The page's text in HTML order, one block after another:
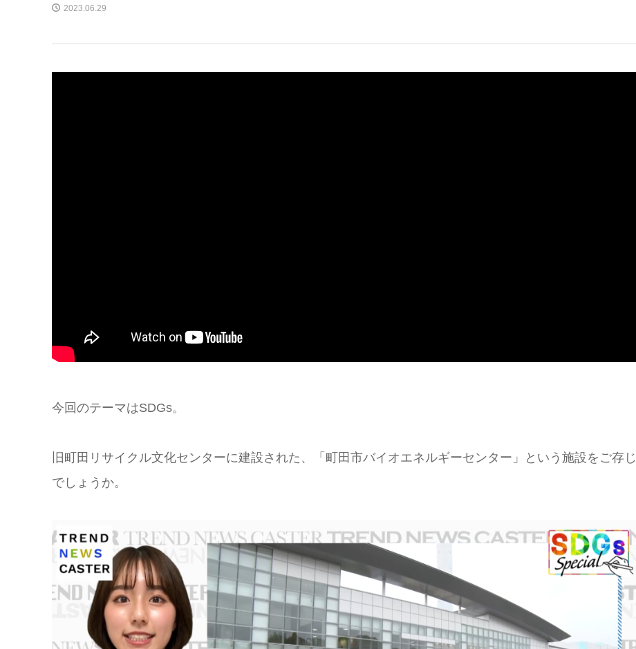
2023.06.29
今回のテーマはSDGs。
旧町田リサイクル文化センターに建設された、「町田市バイオエネルギーセンター」という施設をご存じ
でしょうか。